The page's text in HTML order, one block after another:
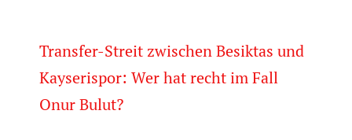
Transfer-Streit zwischen Besiktas und
Kayserispor: Wer hat recht im Fall
Onur Bulut?